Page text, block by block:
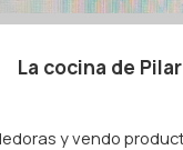
La cocina de Pilar